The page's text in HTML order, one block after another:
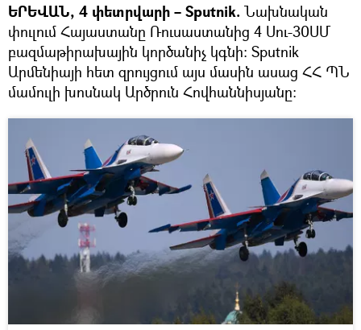
ԵՐԵՎԱՆ, 4 փետրվարի – Sputnik. Նախնական
փուլում Հայաստանը Ռուսաստանից 4 Սու-30ՍՄ
բազմաթիրախային կործանիչ կգնի։ Sputnik
Արմենիայի հետ զրույցում այս մասին ասաց ՀՀ ՊՆ
մամուլի խոսնակ Արծրուն Հովհաննիսյանը։